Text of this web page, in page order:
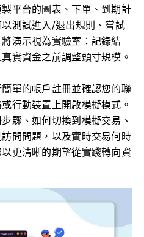
平台的圖表、下單、到期計
測試進入/退出規則、嘗試
演示視為實驗室：記錄結
實資金之前調整頭寸規模。
單的帳戶註冊並確認您的聯
行動裝置上開啟模擬模式。
驟、如何切換到模擬交易、
問問題，以及實時交易何時
更清晰的期望從實踐轉向資